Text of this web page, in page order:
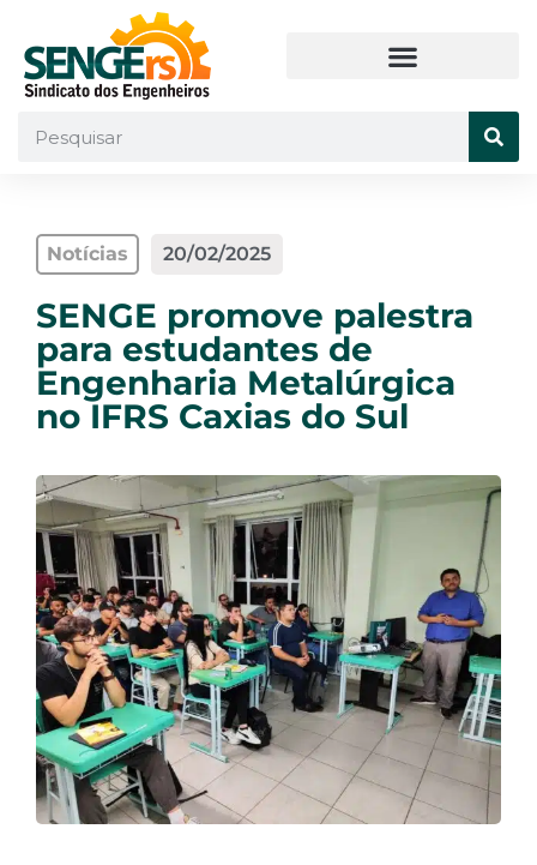
Notícias 20/02/2025
SENGE promove palestra
para estudantes de
Engenharia Metalúrgica
no IFRS Caxias do Sul